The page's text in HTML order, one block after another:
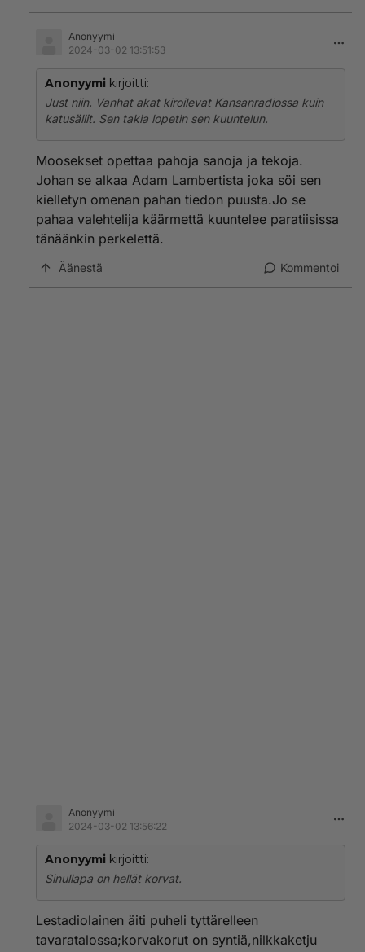
Anonyymi
2024-03-02 13:51:53
Anonyymi kirjoitti:
Just niin. Vanhat akat kiroilevat Kansanradiossa kuin
katusällit. Sen takia lopetin sen kuuntelun.
Moosekset opettaa pahoja sanoja ja tekoja.
Johan se alkaa Adam Lambertista joka söi sen
kielletyn omenan pahan tiedon puusta.Jo se
pahaa valehtelija käärmettä kuuntelee paratiisissa
tänäänkin perkelettä.
Äänestä Kommentoi
Anonyymi
2024-03-02 13:56:22
Anonyymi kirjoitti:
Sinullapa on hellät korvat.
Lestadiolainen äiti puheli tyttärelleen
tavaratalossa;korvakorut on syntiä,nilkkaketju